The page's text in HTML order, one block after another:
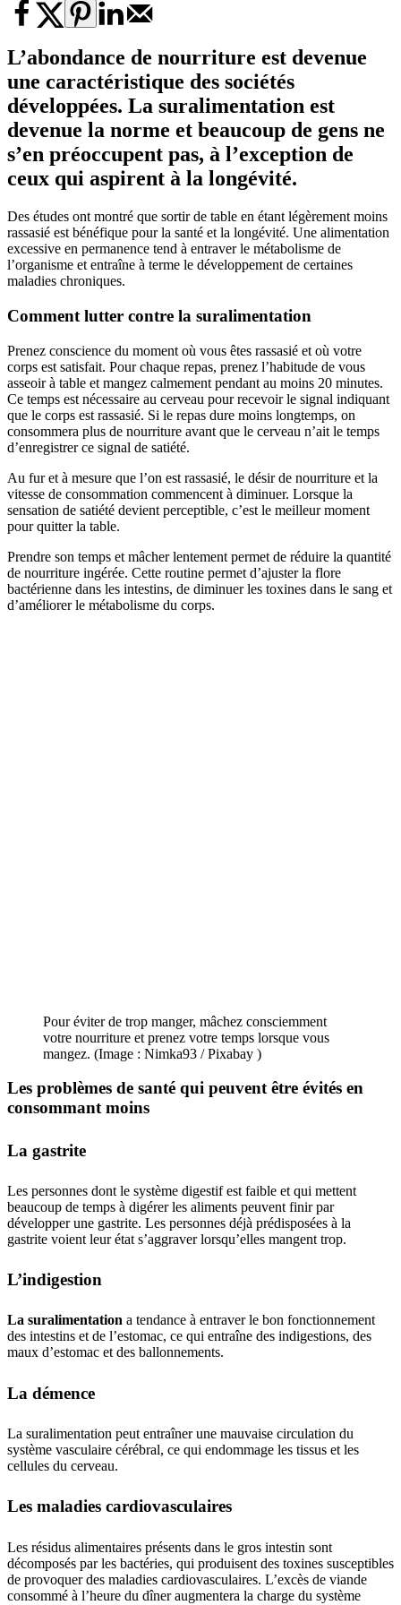
L’abondance de nourriture est devenue
une caractéristique des sociétés
développées. La suralimentation est
devenue la norme et beaucoup de gens ne
s’en préoccupent pas, à l’exception de
ceux qui aspirent à la longévité.
Des études ont montré que sortir de table en étant légèrement moins
rassasié est bénéfique pour la santé et la longévité. Une alimentation
excessive en permanence tend à entraver le métabolisme de
l’organisme et entraîne à terme le développement de certaines
maladies chroniques.
Comment lutter contre la suralimentation
Prenez conscience du moment où vous êtes rassasié et où votre
corps est satisfait. Pour chaque repas, prenez l’habitude de vous
asseoir à table et mangez calmement pendant au moins 20 minutes.
Ce temps est nécessaire au cerveau pour recevoir le signal indiquant
que le corps est rassasié. Si le repas dure moins longtemps, on
consommera plus de nourriture avant que le cerveau n’ait le temps
d’enregistrer ce signal de satiété.
Au fur et à mesure que l’on est rassasié, le désir de nourriture et la
vitesse de consommation commencent à diminuer. Lorsque la
sensation de satiété devient perceptible, c’est le meilleur moment
pour quitter la table.
Prendre son temps et mâcher lentement permet de réduire la quantité
de nourriture ingérée. Cette routine permet d’ajuster la flore
bactérienne dans les intestins, de diminuer les toxines dans le sang et
d’améliorer le métabolisme du corps.
Pour éviter de trop manger, mâchez consciemment
votre nourriture et prenez votre temps lorsque vous
mangez. (Image : Nimka93 / Pixabay )
Les problèmes de santé qui peuvent être évités en
consommant moins
La gastrite
Les personnes dont le système digestif est faible et qui mettent
beaucoup de temps à digérer les aliments peuvent finir par
développer une gastrite. Les personnes déjà prédisposées à la
gastrite voient leur état s’aggraver lorsqu’elles mangent trop.
L’indigestion
La suralimentation a tendance à entraver le bon fonctionnement
des intestins et de l’estomac, ce qui entraîne des indigestions, des
maux d’estomac et des ballonnements.
La démence
La suralimentation peut entraîner une mauvaise circulation du
système vasculaire cérébral, ce qui endommage les tissus et les
cellules du cerveau.
Les maladies cardiovasculaires
Les résidus alimentaires présents dans le gros intestin sont
décomposés par les bactéries, qui produisent des toxines susceptibles
de provoquer des maladies cardiovasculaires. L’excès de viande
consommé à l’heure du dîner augmentera la charge du système